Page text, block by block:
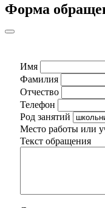
Форма
Имя
Фамилия
Отчество
Телефон
Род занятий
Место работы или
Текст обращения